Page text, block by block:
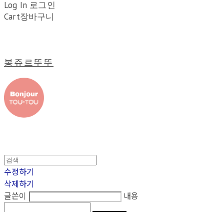
Log In 로그인
Cart장바구니
봉쥬르뚜뚜
수정하기
삭제하기
글쓴이
내용